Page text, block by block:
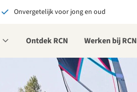
Onvergetelijk voor jong en oud
Ontdek RCN Werken bij RCN